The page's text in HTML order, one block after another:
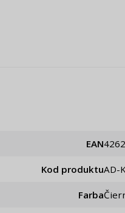
EAN
Kod produktu
Farba